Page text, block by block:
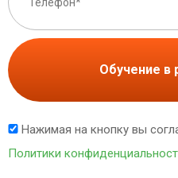
Обучение в
Нажимая на кнопку вы
Политики